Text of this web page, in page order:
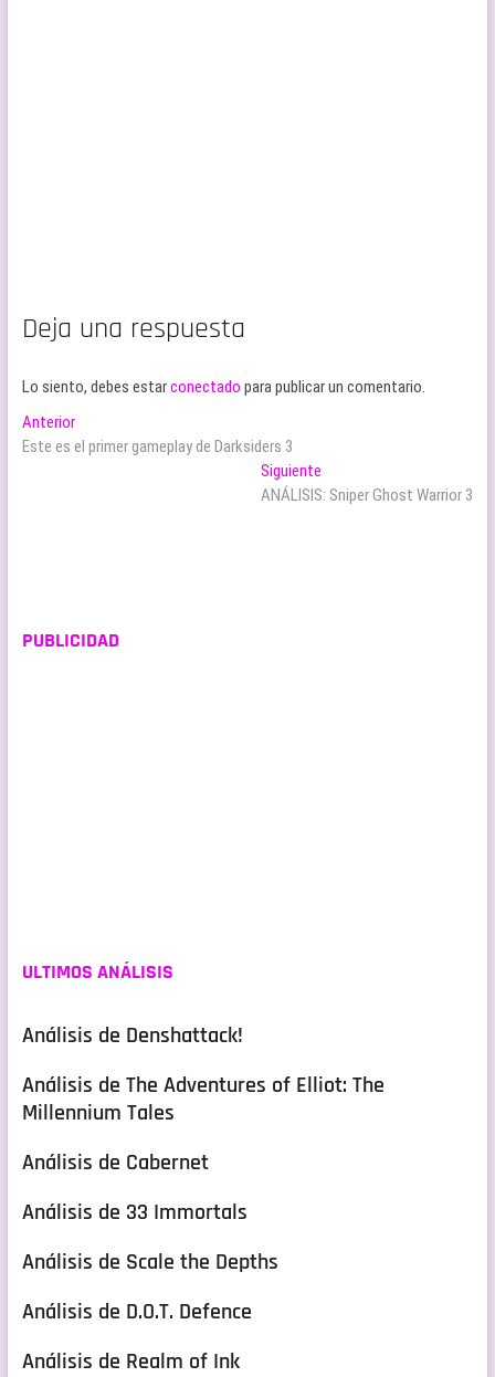
Deja una respuesta
Lo siento, debes estarconectado para publicar un comentario.
Navegación
de
AnteriorEntrada
anterior:
Este es el primer gameplay de Darksiders 3
Siguiente
siguiente:
ANÁLISIS: Sniper Ghost Warrior 3
PUBLICIDAD
ULTIMOS ANÁLISIS
Análisis de Denshattack!
Análisis de The Adventures of Elliot: The
Millennium Tales
Análisis de Cabernet
Análisis de 33 Immortals
Análisis de Scale the Depths
Análisis de D.O.T. Defence
Análisis de Realm of Ink